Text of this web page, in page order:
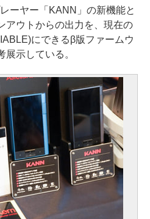
ーヤー「KANN」の新機能と
アウトからの出力を、現在の
にできるβ版ファームウ
展示している。